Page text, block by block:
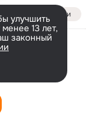
Войти
улучшить
13 лет,
законный